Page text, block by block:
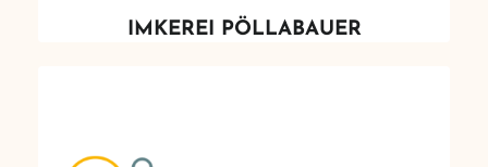
IMKEREI PÖLLABAUER